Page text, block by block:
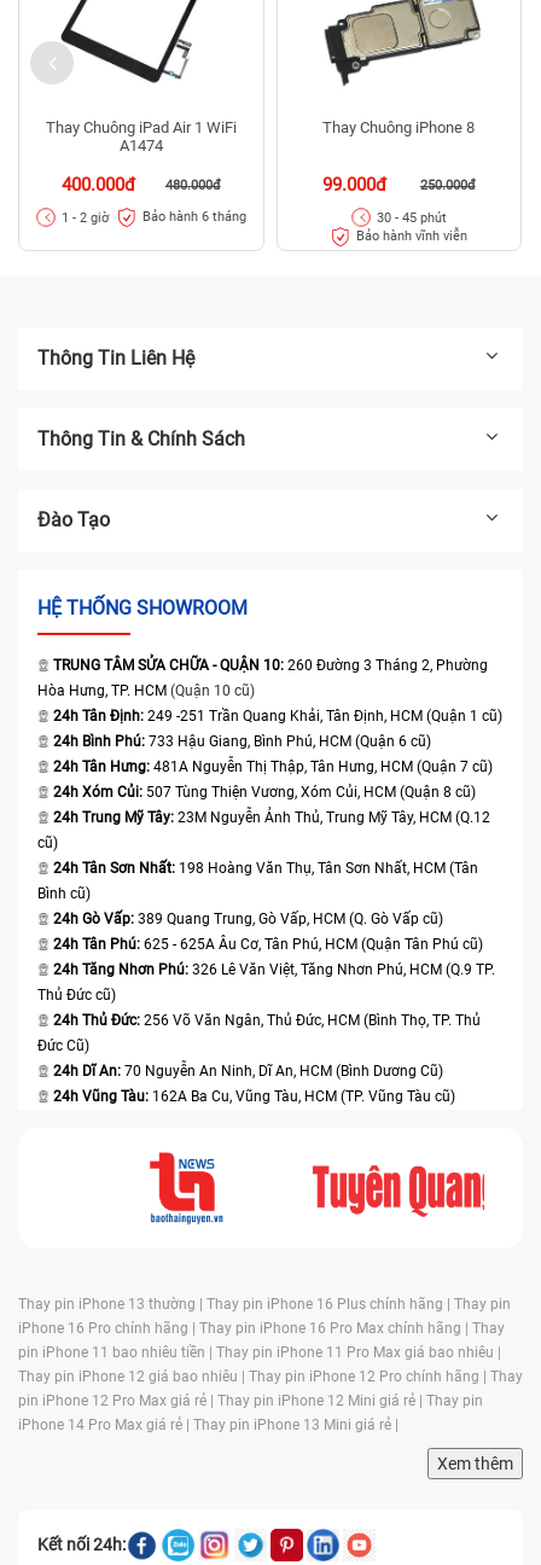
Thay Chuông iPad Air 1 WiFi
A1474
400.000đ 480.000đ
1 - 2 giờ Bảo hành 6 tháng
Thay Chuông iPhone 8
99.000đ 250.000đ
30 - 45 phút
Bảo hành vĩnh viễn
Thông Tin Liên Hệ
Thông Tin & Chính Sách
Đào Tạo
HỆ THỐNG SHOWROOM
TRUNG TÂM SỬA CHỮA - QUẬN 10: 260 Đường 3 Tháng 2, Phường
Hòa Hưng, TP. HCM (Quận 10 cũ)
24h Tân Định: 249 -251 Trần Quang Khải, Tân Định, HCM (Quận 1 cũ)
24h Bình Phú: 733 Hậu Giang, Bình Phú, HCM (Quận 6 cũ)
24h Tân Hưng: 481A Nguyễn Thị Thập, Tân Hưng, HCM (Quận 7 cũ)
24h Xóm Củi: 507 Tùng Thiện Vương, Xóm Củi, HCM (Quận 8 cũ)
24h Trung Mỹ Tây: 23M Nguyễn Ảnh Thủ, Trung Mỹ Tây, HCM (Q.12
cũ)
24h Tân Sơn Nhất: 198 Hoàng Văn Thụ, Tân Sơn Nhất, HCM (Tân
Bình cũ)
24h Gò Vấp: 389 Quang Trung, Gò Vấp, HCM (Q. Gò Vấp cũ)
24h Tân Phú: 625 - 625A Âu Cơ, Tân Phú, HCM (Quận Tân Phú cũ)
24h Tăng Nhơn Phú: 326 Lê Văn Việt, Tăng Nhơn Phú, HCM (Q.9 TP.
Thủ Đức cũ)
24h Thủ Đức: 256 Võ Văn Ngân, Thủ Đức, HCM (Bình Thọ, TP. Thủ
Đức Cũ)
24h Dĩ An: 70 Nguyễn An Ninh, Dĩ An, HCM (Bình Dương Cũ)
24h Vũng Tàu: 162A Ba Cu, Vũng Tàu, HCM (TP. Vũng Tàu cũ)
Thay pin iPhone 13 thường | Thay pin iPhone 16 Plus chính hãng | Thay pin
iPhone 16 Pro chính hãng | Thay pin iPhone 16 Pro Max chính hãng | Thay
pin iPhone 11 bao nhiêu tiền | Thay pin iPhone 11 Pro Max giá bao nhiêu |
Thay pin iPhone 12 giá bao nhiêu | Thay pin iPhone 12 Pro chính hãng | Thay
pin iPhone 12 Pro Max giá rẻ | Thay pin iPhone 12 Mini giá rẻ | Thay pin
iPhone 14 Pro Max giá rẻ | Thay pin iPhone 13 Mini giá rẻ |
Xem thêm
Kết nối 24h: